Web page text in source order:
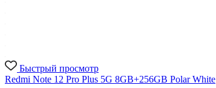
Быстрый просмотр
Redmi Note 12 Pro Plus 5G 8GB+256GB Polar White